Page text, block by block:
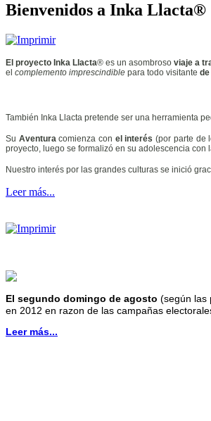
Bienvenidos a Inka Llacta®
El proyecto Inka Llacta® es un asombroso viaje a
el complemento imprescindible para todo visitante
También Inka Llacta pretende ser una herramienta
Su Aventuracomienza con el interés(por parte de
proyecto, luego se formalizó en su adolescencia con
Nuestro interés por las grandes culturas se inició
Leer más...
El segundo domingo de agosto (según las
en 2012 en razon de las campañas
Leer más...